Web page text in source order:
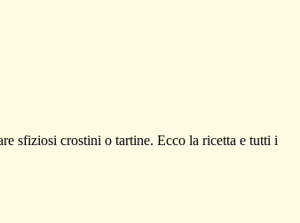
sfiziosi crostini o tartine. Ecco la ricetta e tutti i